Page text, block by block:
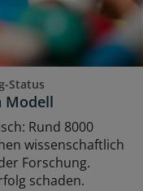
Status
Modell
Rund 8000
wissenschaftlich
Forschung.
schaden.